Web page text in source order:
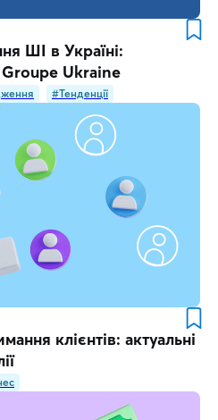
ШІ в Україні:
Ukraine
#Тенденції
клієнтів: актуальні